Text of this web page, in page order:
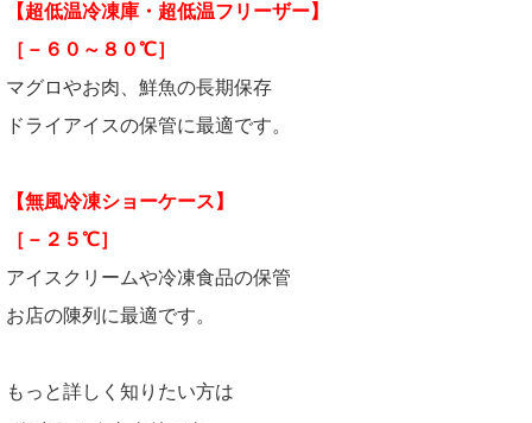
【超低温冷凍庫・超低温フリーザー】
［－６０～８０℃］
マグロやお肉、鮮魚の長期保存
ドライアイスの保管に最適です。
【無風冷凍ショーケース】
［－２５℃］
アイスクリームや冷凍食品の保管
お店の陳列に最適です。
もっと詳しく知りたい方は